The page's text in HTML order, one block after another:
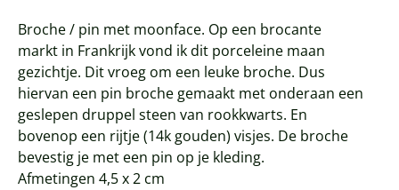
Broche / pin met moonface. Op een brocante
markt in Frankrijk vond ik dit porceleine maan
gezichtje. Dit vroeg om een leuke broche. Dus
hiervan een pin broche gemaakt met onderaan een
geslepen druppel steen van rookkwarts. En
bovenop een rijtje (14k gouden) visjes. De broche
bevestig je met een pin op je kleding.
Afmetingen 4,5 x 2 cm